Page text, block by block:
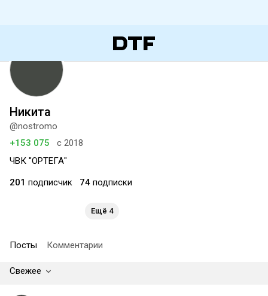
Никита
@nostromo
+153 075
с 2018
ЧВК "ОРТЕГА"
201 подписчик 74 подписки
Ещё 4
Посты Комментарии
Свежее